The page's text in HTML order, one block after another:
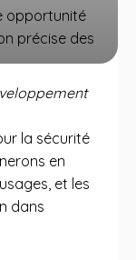
opportunité
précise des
la sécurité
en
et les
dans